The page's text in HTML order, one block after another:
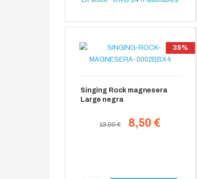
35%
Singing Rock magnesera
Large negra
13.00 € 8,50 €